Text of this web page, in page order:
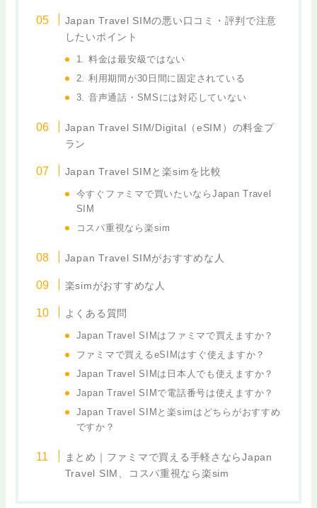
Japan Travel SIMの悪い口コミ・評判で注意
したいポイント
1. 料金は最安級ではない
2. 利用期間が30日間に固定されている
3. 音声通話・SMSには対応していない
Japan Travel SIM/Digital（eSIM）の料金プ
ラン
Japan Travel SIMと楽simを比較
今すぐファミマで買いたいならJapan Travel
SIM
コスパ重視なら楽sim
Japan Travel SIMがおすすめな人
楽simがおすすめな人
よくある質問
Japan Travel SIMはファミマで買えますか？
ファミマで買えるeSIMはすぐ使えますか？
Japan Travel SIMは日本人でも使えますか？
Japan Travel SIMで電話番号は使えますか？
Japan Travel SIMと楽simはどちらがおすすめ
ですか？
まとめ｜ファミマで買える手軽さならJapan
Travel SIM、コスパ重視なら楽sim